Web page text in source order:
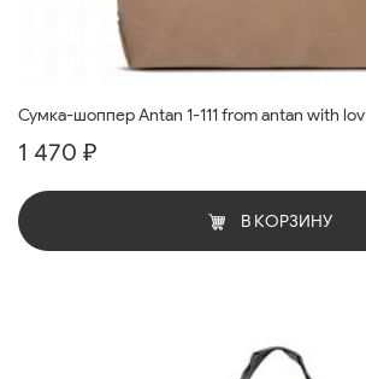
Сумка-шоппер Antan 1-111 from antan with lov
1 470 ₽
В КОРЗИНУ